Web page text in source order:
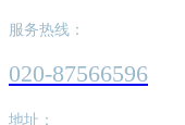
服务热线：
020-87566596
地址：